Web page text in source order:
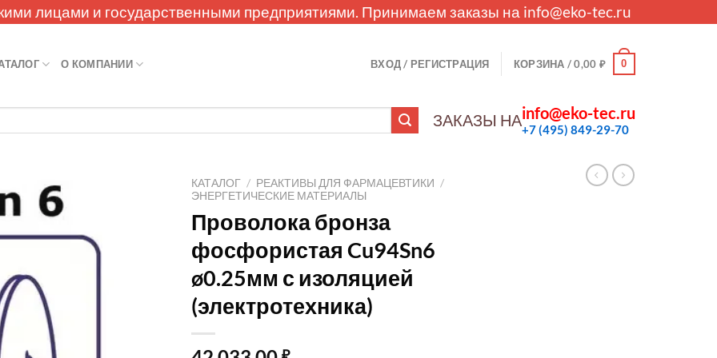
лицами и государственными предприятиями. Принимаем заказы на info@eko-tec.ru
О КОМПАНИИ ВХОД / РЕГИСТРАЦИЯ КОРЗИНА /0,00 ₽ 0
ЗАКАЗЫ НАinfo@eko-tec.ru
+7 (495) 849-29-70
КАТАЛОГ / РЕАКТИВЫ ДЛЯ ФАРМАЦЕВТИКИ /
ЭНЕРГЕТИЧЕСКИЕ МАТЕРИАЛЫ
Проволока бронза
фосфористая Cu94Sn6
ø0.25мм с изоляцией
(электротехника)